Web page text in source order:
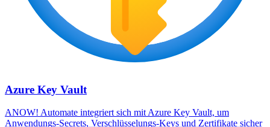
Azure Key Vault
ANOW! Automate integriert sich mit Azure Key Vault, um
Anwendungs-Secrets, Verschlüsselungs-Keys und Zertifikate sicher